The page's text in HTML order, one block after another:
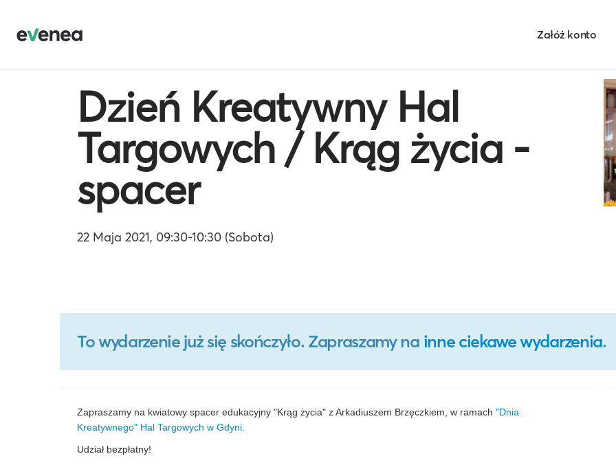
Załóż konto
Dzień Kreatywny Hal
Targowych / Krąg życia -
spacer
22 Maja 2021, 09:30-10:30 (Sobota)
To wydarzenie już się skończyło. Zapraszamy na inne ciekawe wydarzenia.
Zapraszamy na kwiatowy spacer edukacyjny "Krąg życia" z Arkadiuszem Brzęczkiem, w ramach "Dnia
Kreatywnego" Hal Targowych w Gdyni
Udział bezpłatny!